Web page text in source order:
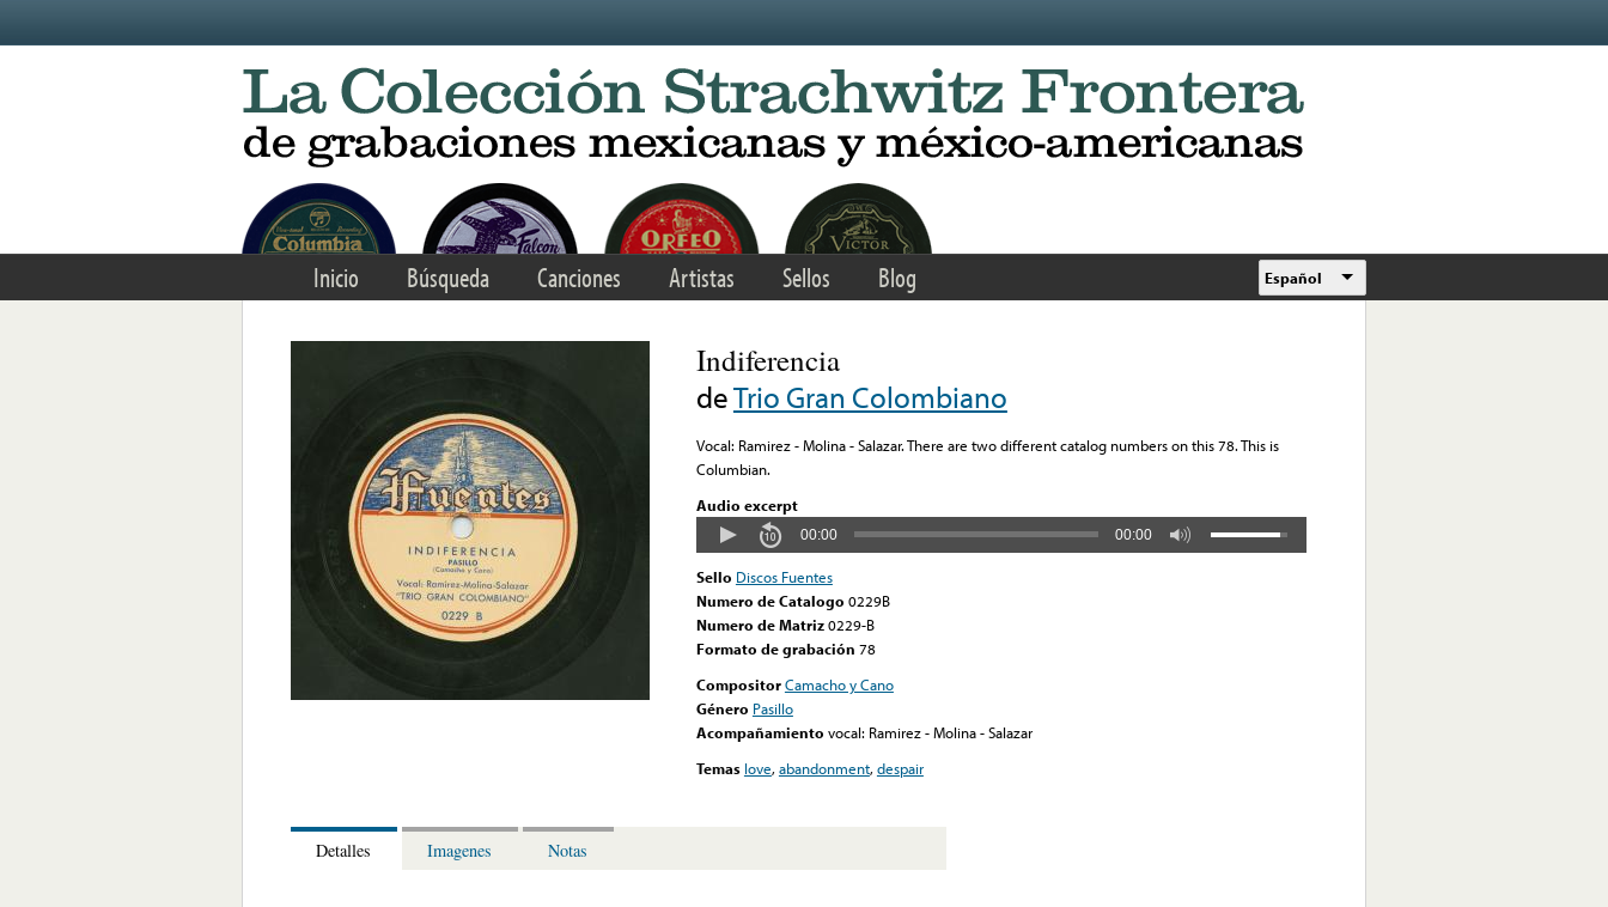
Inicio Búsqueda Canciones Artistas Sellos Blog Español
Indiferencia
deTrio Gran Colombiano
Vocal: Ramirez - Molina - Salazar. There are two different catalog numbers on this 78. This is
Columbian.
Audio excerpt
00:00 00:00
Sello Discos Fuentes
Numero de Catalogo 0229B
Numero de Matriz0229-B
Formato de grabación 78
CompositorCamacho y Cano
Género Pasillo
Acompañamiento vocal: Ramirez - Molina - Salazar
Temas love,abandonment,despair
Detalles Imagenes Notas